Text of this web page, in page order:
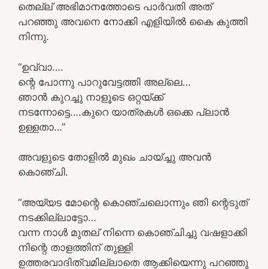
തെല്ല് അഭിമാനത്തോടെ പാർവതി അത്
പറഞ്ഞു അവനെ നോക്കി എളിയിൽ കൈ കുത്തി
നിന്നു.
“ഉവ്വാ….
ന്റെ പോന്നു പാറുവേട്ടത്തി അല്ലെ…
ഞാൻ കുറച്ചു നാളൂടെ ഒറ്റയ്ക്ക്
നടന്നോട്ടെ….കുറെ യാത്രകൾ ഒക്കെ പ്ലാൻ
ഉള്ളതാ…”
അവളുടെ തോളിൽ മുഖം ചായ്ച്ചു അവൻ
കൊഞ്ചി.
“അയ്യട മോന്റെ കൊഞ്ചലൊന്നും ഞി ന്റെടുത്
നടക്കില്ലാട്ടോ…
വന്ന നാൾ മുതല് നിന്നെ കൊഞ്ചിച്ചു വഷളാക്കി
നിന്റെ താളത്തിന് തുള്ളി
ഉത്തരവാദിത്വമില്ലാതെ ആക്കിയെന്നു പറഞ്ഞു